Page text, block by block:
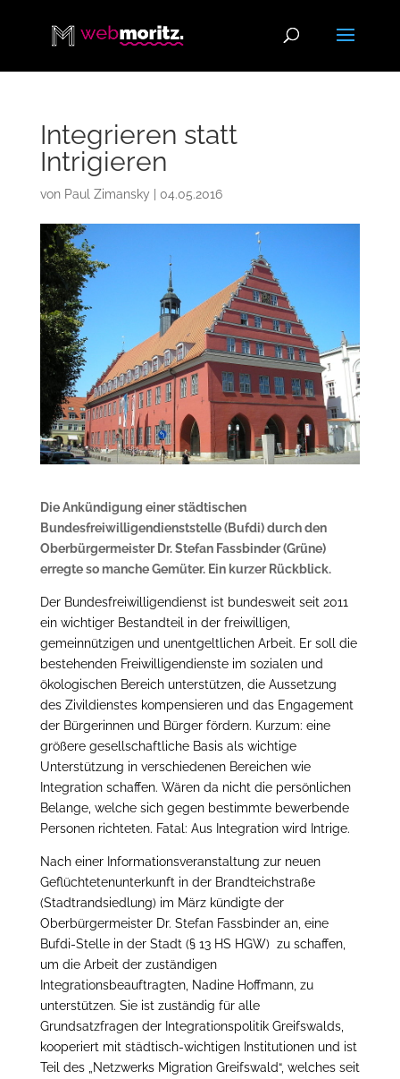
Integrieren statt
Intrigieren
von Paul Zimansky 04.05.2016
Die Ankündigung einer städtischen
Bundesfreiwilligendienststelle (Bufdi) durch den
Oberbürgermeister Dr. Stefan Fassbinder (Grüne)
erregte so manche Gemüter. Ein kurzer Rückblick.
Der Bundesfreiwilligendienst ist bundesweit seit 2011
ein wichtiger Bestandteil in der freiwilligen,
gemeinnützigen und unentgeltlichen Arbeit. Er soll die
bestehenden Freiwilligendienste im sozialen und
ökologischen Bereich unterstützen, die Aussetzung
des Zivildienstes kompensieren und das Engagement
der Bürgerinnen und Bürger fördern. Kurzum: eine
größere gesellschaftliche Basis als wichtige
Unterstützung in verschiedenen Bereichen wie
Integration schaffen. Wären da nicht die persönlichen
Belange, welche sich gegen bestimmte bewerbende
Personen richteten. Fatal: Aus Integration wird Intrige.
Nach einer Informationsveranstaltung zur neuen
Geflüchtetenunterkunft in der Brandteichstraße
(Stadtrandsiedlung) im März kündigte der
Oberbürgermeister Dr. Stefan Fassbinder an, eine
Bufdi-Stelle in der Stadt (§ 13 HS HGW) zu schaffen,
um die Arbeit der zuständigen
Integrationsbeauftragten, Nadine Hoffmann, zu
unterstützen. Sie ist zuständig für alle
Grundsatzfragen der Integrationspolitik Greifswalds,
kooperiert mit städtisch-wichtigen Institutionen und ist
Teil des „Netzwerks Migration Greifswald“, welches seit